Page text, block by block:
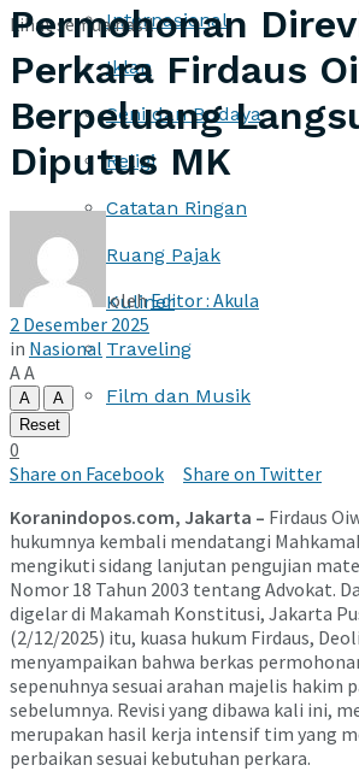
Internasional
Iklan
Seni dan Budaya
Religi
Catatan Ringan
Ruang Pajak
Kuliner
Traveling
Film dan Musik
Lihat semua hasil
Permohonan
Perkara Firdaus
Berpeluang
Diputus MK
olehEditor : Akula
2 Desember 2025
in Nasional
AA
A
A
Reset
0
Share on Facebook
Share on Twitter
Koranindopos.com, Jakarta – Firdaus
hukumnya kembali mendatangi
mengikuti sidang lanjutan pengujian
Nomor 18 Tahun 2003 tentang Advokat.
digelar di Makamah Konstitusi, Jakarta
(2/12/2025) itu, kuasa hukum Firdaus,
menyampaikan bahwa berkas
sepenuhnya sesuai arahan majelis hakim
sebelumnya. Revisi yang dibawa kali ini,
merupakan hasil kerja intensif tim yang
perbaikan sesuai kebutuhan perkara.